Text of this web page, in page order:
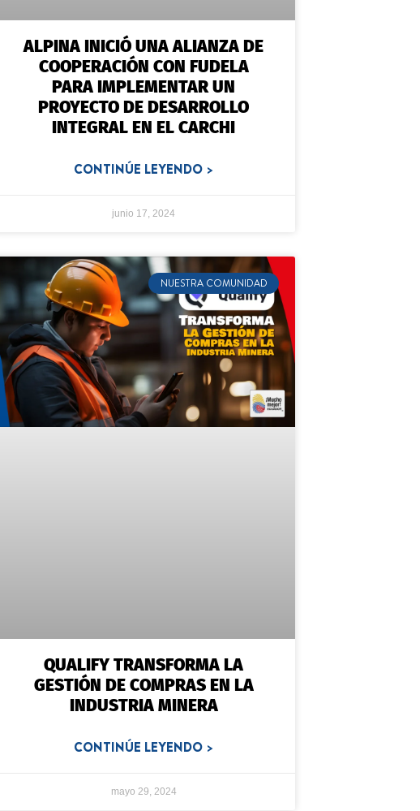
ALPINA INICIÓ UNA ALIANZA DE
COOPERACIÓN CON FUDELA
PARA IMPLEMENTAR UN
PROYECTO DE DESARROLLO
INTEGRAL EN EL CARCHI
CONTINÚE LEYENDO >
junio 17, 2024
NUESTRA COMUNIDAD
QUALIFY TRANSFORMA LA
GESTIÓN DE COMPRAS EN LA
INDUSTRIA MINERA
CONTINÚE LEYENDO >
mayo 29, 2024